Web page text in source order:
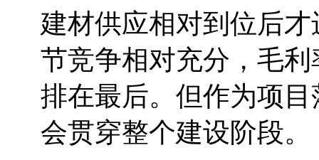
建材供应相对到位后
节竞争相对充分，毛
排在最后。但作为项
会贯穿整个建设阶段。